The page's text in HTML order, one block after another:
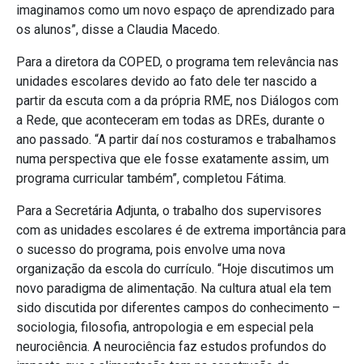
imaginamos como um novo espaço de aprendizado para
os alunos”, disse a Claudia Macedo.
Para a diretora da COPED, o programa tem relevância nas
unidades escolares devido ao fato dele ter nascido a
partir da escuta com a da própria RME, nos Diálogos com
a Rede, que aconteceram em todas as DREs, durante o
ano passado. “A partir daí nos costuramos e trabalhamos
numa perspectiva que ele fosse exatamente assim, um
programa curricular também”, completou Fátima.
Para a Secretária Adjunta, o trabalho dos supervisores
com as unidades escolares é de extrema importância para
o sucesso do programa, pois envolve uma nova
organização da escola do currículo. “Hoje discutimos um
novo paradigma de alimentação. Na cultura atual ela tem
sido discutida por diferentes campos do conhecimento –
sociologia, filosofia, antropologia e em especial pela
neurociência. A neurociência faz estudos profundos do